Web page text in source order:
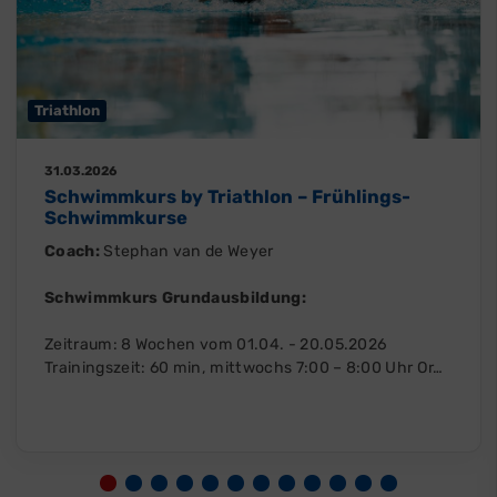
Triathlon
31.03.2026
Schwimmkurs by Triathlon – Frühlings-
Schwimmkurse
Coach: Stephan van de Weyer
Schwimmkurs Grundausbildung:
Zeitraum: 8 Wochen vom 01.04. - 20.05.2026
Trainingszeit: 60 min, mittwochs 7:00 – 8:00 Uhr Or…